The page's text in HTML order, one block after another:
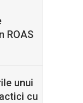
ROAS
unui
cu